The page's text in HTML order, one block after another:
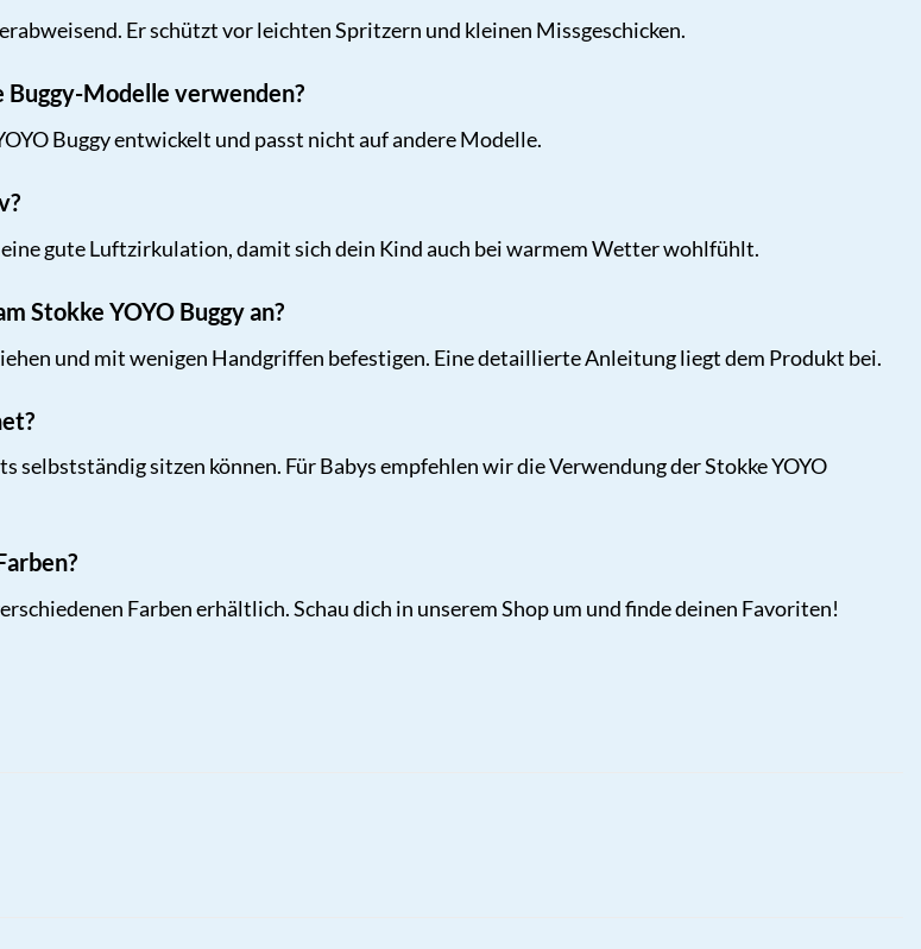
Er schützt vor leichten Spritzern und kleinen Missgeschicken.
Buggy-Modelle verwenden?
Buggy entwickelt und passt nicht auf andere Modelle.
gute Luftzirkulation, damit sich dein Kind auch bei warmem Wetter wohlfühlt.
Stokke YOYO Buggy an?
und mit wenigen Handgriffen befestigen. Eine detaillierte Anleitung liegt dem Produkt bei.
selbstständig sitzen können. Für Babys empfehlen wir die Verwendung der Stokke YOYO
Farben erhältlich. Schau dich in unserem Shop um und finde deinen Favoriten!